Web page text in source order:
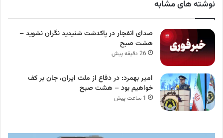
نوشته های مشابه
صدای انفجار در پاکدشت شنیدید نگران نشوید –
هشت صبح
26 دقیقه پیش
امیر بهمرد: در دفاع از ملت ایران، جان بر کف
خواهیم بود – هشت صبح
1 ساعت پیش